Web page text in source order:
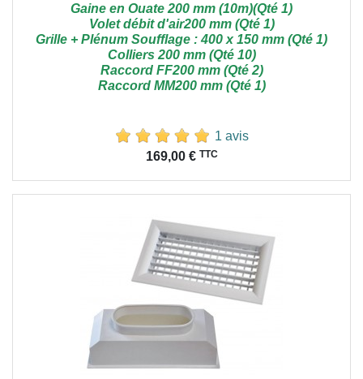
Gaine en Ouate 200 mm (10m)(Qté 1)
Volet débit d'air200 mm (Qté 1)
Grille + Plénum Soufflage : 400 x 150 mm (Qté 1)
Colliers 200 mm (Qté 10)
Raccord FF200 mm (Qté 2)
Raccord MM200 mm (Qté 1)
1 avis
169,00 € TTC